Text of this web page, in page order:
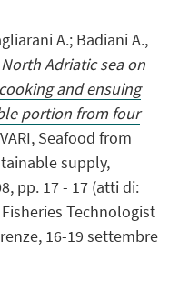
A.; Badiani A.,
Adriatic sea on
and ensuing
portion from four
Seafood from
supply,
pp. 17 - 17 (atti di:
Technologist
16-19 settembre